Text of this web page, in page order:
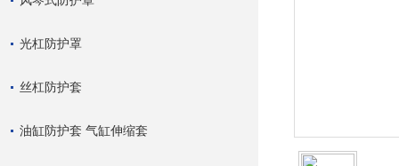
光杠防护罩
丝杠防护套
油缸防护套 气缸伸缩套